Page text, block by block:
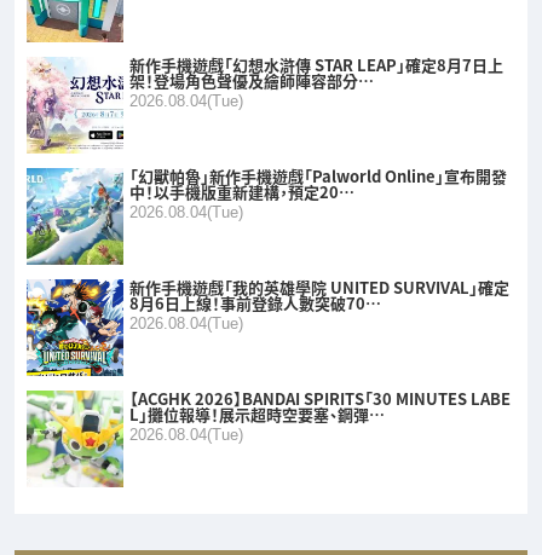
新作手機遊戲「幻想水滸傳 STAR LEAP」確定8月7日上
架！登場角色聲優及繪師陣容部分…
2026.08.04(Tue)
「幻獸帕魯」新作手機遊戲「Palworld Online」宣布開發
中！以手機版重新建構，預定20…
2026.08.04(Tue)
新作手機遊戲「我的英雄學院 UNITED SURVIVAL」確定
8月6日上線！事前登錄人數突破70…
2026.08.04(Tue)
【ACGHK 2026】BANDAI SPIRITS「30 MINUTES LABE
L」攤位報導！展示超時空要塞、鋼彈…
2026.08.04(Tue)